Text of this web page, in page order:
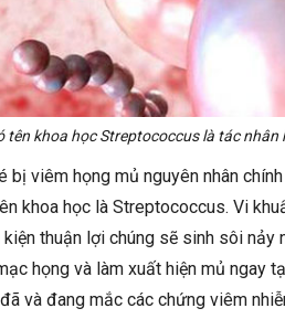
tên khoa học Streptococcus là tác
bị viêm họng mủ nguyên nhân
khoa học là Streptococcus. Vi
thuận lợi chúng sẽ sinh sôi nảy
họng và làm xuất hiện mủ ngay
và đang mắc các chứng viêm